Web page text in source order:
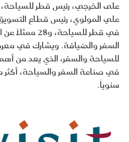
على الخرجي، رئيس قطر للسياحة،
علي المولوي، رئيس قطاع
في قطر
السفر والضيافة. ويشارك في
للسياحة والسفر، الذي يعد من
سنوياً.